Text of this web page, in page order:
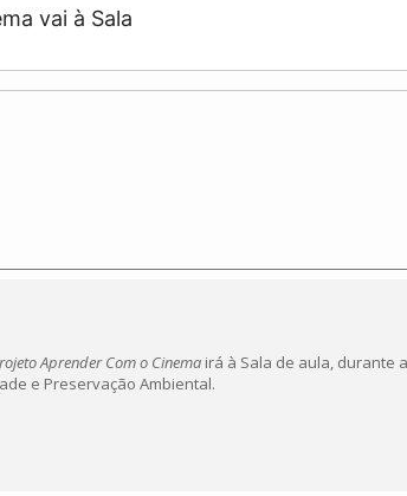
vai à Sala
Aprender Com o Cinema irá à Sala de aula, durante
e Preservação Ambiental.